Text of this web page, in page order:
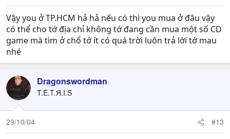
Vậy you ở TP.HCM hả hả nếu có thì you mua ở đâu vậy
có thể cho tớ địa chỉ không tớ đang cần mua một số CD
game mà tìm ở chổ tớ ít có quá trời luôn trả lời tớ mau
nhé
Dragonswordman
T.E.T.Я.I.S
29/10/04 #13